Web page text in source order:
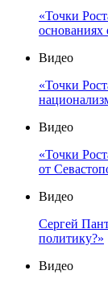
«Точки
основаниях
Видео
«Точки
Видео
«Точки
от
Видео
Сергей
политику?»
Видео